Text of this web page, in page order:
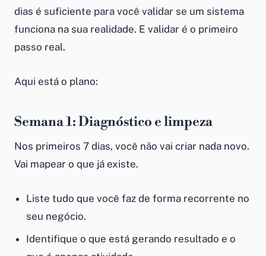
dias é suficiente para você validar se um sistema
funciona na sua realidade. E validar é o primeiro
passo real.
Aqui está o plano:
Semana 1: Diagnóstico e limpeza
Nos primeiros 7 dias, você não vai criar nada novo.
Vai mapear o que já existe.
Liste tudo que você faz de forma recorrente no
seu negócio.
Identifique o que está gerando resultado e o